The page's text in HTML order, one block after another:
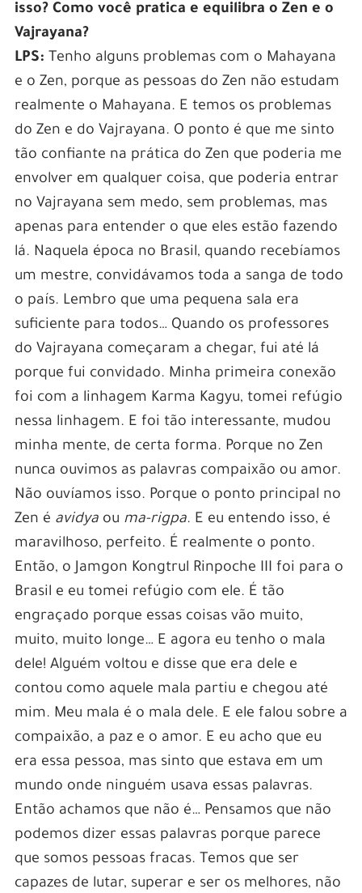
isso? Como você pratica e equilibra o Zen e o
Vajrayana?
LPS: Tenho alguns problemas com o Mahayana
e o Zen, porque as pessoas do Zen não estudam
realmente o Mahayana. E temos os problemas
do Zen e do Vajrayana. O ponto é que me sinto
tão confiante na prática do Zen que poderia me
envolver em qualquer coisa, que poderia entrar
no Vajrayana sem medo, sem problemas, mas
apenas para entender o que eles estão fazendo
lá. Naquela época no Brasil, quando recebíamos
um mestre, convidávamos toda a sanga de todo
o país. Lembro que uma pequena sala era
suficiente para todos… Quando os professores
do Vajrayana começaram a chegar, fui até lá
porque fui convidado. Minha primeira conexão
foi com a linhagem Karma Kagyu, tomei refúgio
nessa linhagem. E foi tão interessante, mudou
minha mente, de certa forma. Porque no Zen
nunca ouvimos as palavras compaixão ou amor.
Não ouvíamos isso. Porque o ponto principal no
Zen é avidyaou ma-rigpa. E eu entendo isso, é
maravilhoso, perfeito. É realmente o ponto.
Então, o Jamgon Kongtrul Rinpoche III foi para o
Brasil e eu tomei refúgio com ele. É tão
engraçado porque essas coisas vão muito,
muito, muito longe… E agora eu tenho o mala
dele! Alguém voltou e disse que era dele e
contou como aquele mala partiu e chegou até
mim. Meu mala é o mala dele. E ele falou sobre a
compaixão, a paz e o amor. E eu acho que eu
era essa pessoa, mas sinto que estava em um
mundo onde ninguém usava essas palavras.
Então achamos que não é… Pensamos que não
podemos dizer essas palavras porque parece
que somos pessoas fracas. Temos que ser
capazes de lutar, superar e ser os melhores, não